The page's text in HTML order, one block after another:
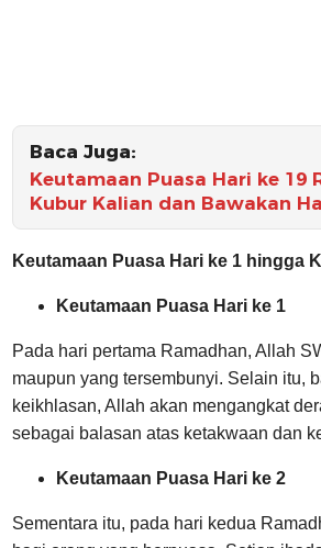
Baca Juga:
Keutamaan Puasa Hari ke 19
Kubur Kalian dan Bawakan
Keutamaan Puasa Hari ke 1 hingga
Keutamaan Puasa Hari ke 1
Pada hari pertama Ramadhan, Allah
maupun yang tersembunyi. Selain itu,
keikhlasan, Allah akan mengangkat
sebagai balasan atas ketakwaan dan
Keutamaan Puasa Hari ke 2
Sementara itu, pada hari kedua